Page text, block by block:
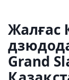
Жалғас
Grand